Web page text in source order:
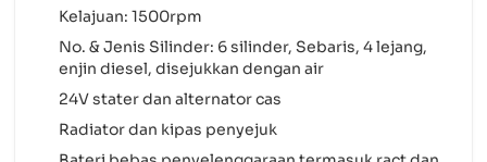
Kelajuan: 1500rpm
No. & Jenis Silinder: 6 silinder, Sebaris, 4 lejang,
enjin diesel, disejukkan dengan air
24V stater dan alternator cas
Radiator dan kipas penyejuk